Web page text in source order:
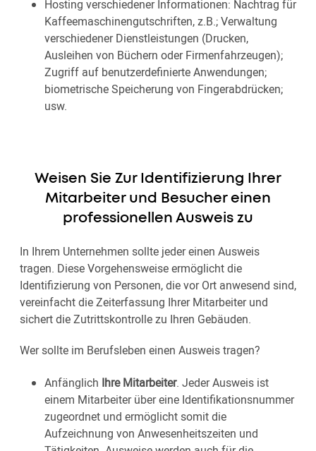
Hosting verschiedener Informationen: Nachtrag für
Kaffeemaschinengutschriften, z.B.; Verwaltung
verschiedener Dienstleistungen (Drucken,
Ausleihen von Büchern oder Firmenfahrzeugen);
Zugriff auf benutzerdefinierte Anwendungen;
biometrische Speicherung von Fingerabdrücken;
usw.
Weisen Sie Zur Identifizierung Ihrer
Mitarbeiter und Besucher einen
professionellen Ausweis zu
In Ihrem Unternehmen sollte jeder einen Ausweis
tragen. Diese Vorgehensweise ermöglicht die
Identifizierung von Personen, die vor Ort anwesend sind,
vereinfacht die Zeiterfassung Ihrer Mitarbeiter und
sichert die Zutrittskontrolle zu Ihren Gebäuden.
Wer sollte im Berufsleben einen Ausweis tragen?
Anfänglich Ihre Mitarbeiter. Jeder Ausweis ist
einem Mitarbeiter über eine Identifikationsnummer
zugeordnet und ermöglicht somit die
Aufzeichnung von Anwesenheitszeiten und